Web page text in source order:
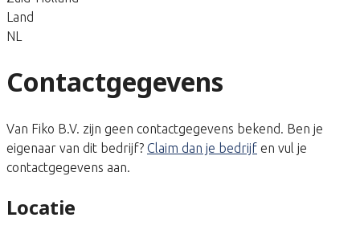
Land
NL
Contactgegevens
Van Fiko B.V. zijn geen contactgegevens bekend. Ben je
eigenaar van dit bedrijf? Claim dan je bedrijf en vul je
contactgegevens aan.
Locatie